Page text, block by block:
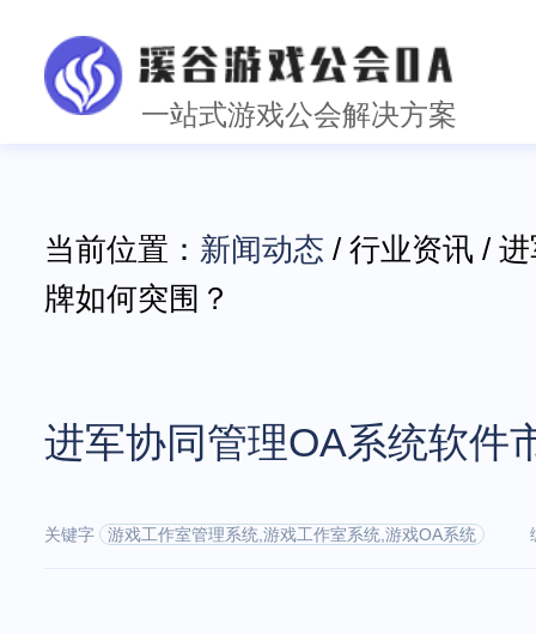
一站式游戏公会解决方案
当前位置： 新闻动态 / 行业资讯 /
牌如何突围？
进军协同管理OA系统软件
关键字 游戏工作室管理系统,游戏工作室系统,游戏OA系统